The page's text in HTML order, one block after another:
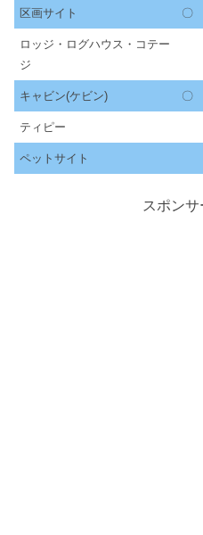
区画サイト 〇
ロッジ・ログハウス・コテー
ジ
キャビン(ケビン) 〇
ティピー
ペットサイト
スポンサ